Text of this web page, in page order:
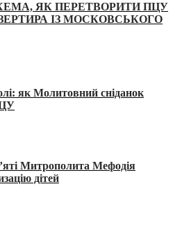
ЯК ПЕРЕТВОРИТИ ПЦУ
ІЗ МОСКОВСЬКОГО
як Молитовний сніданок
Митрополита Мефодія
дітей